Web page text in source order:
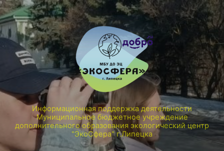
Информационная поддержка деятельности
Муниципальное бюджетное учреждение
дополнительного образования экологический центр
"ЭкоСфера" г.Липецка